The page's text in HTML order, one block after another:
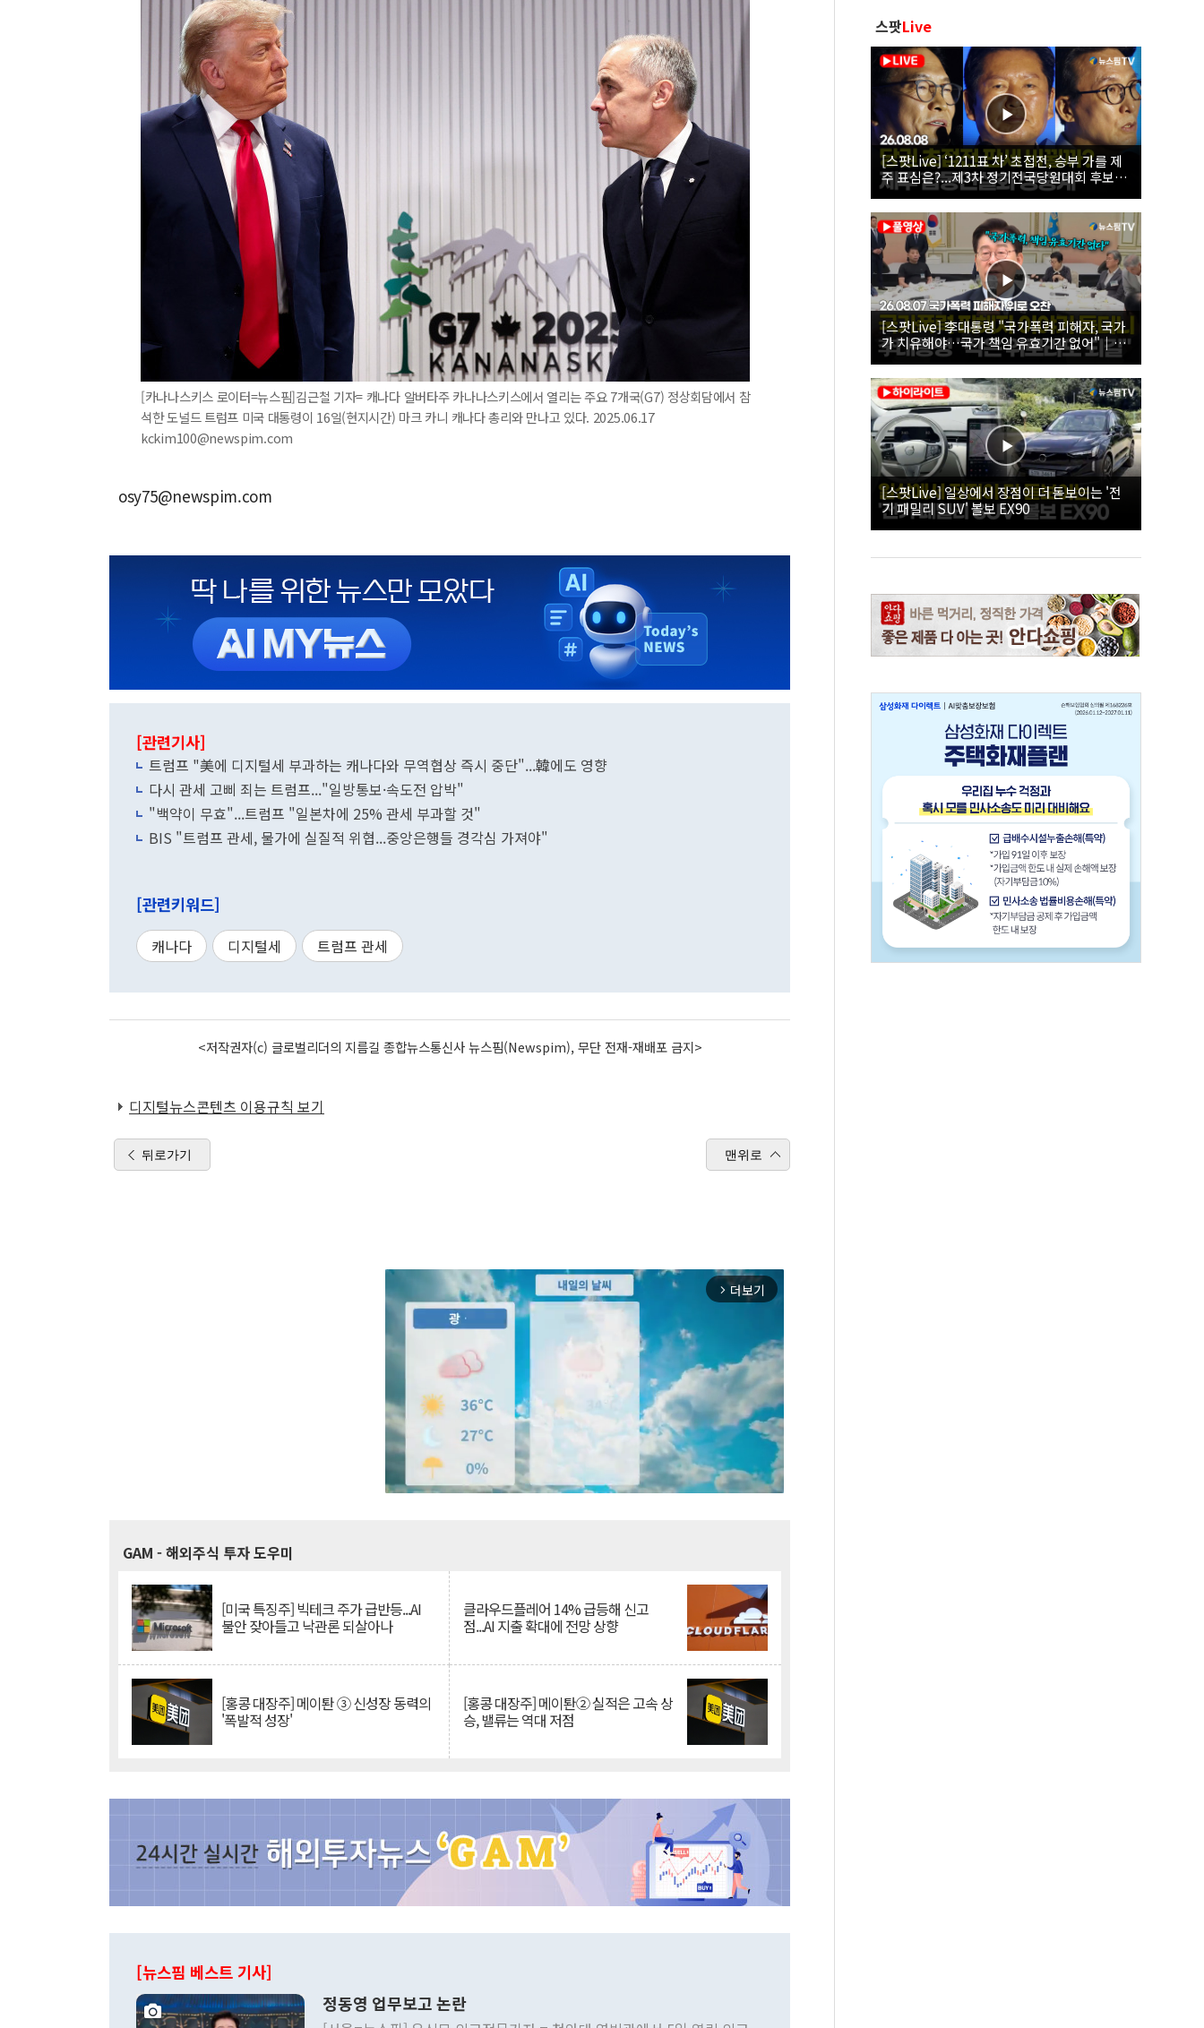
[카나나스키스 로이터=뉴스핌]김근철 기자= 캐나다 알버타주 카나나스키스에서 열리는 주요 7개국(G7) 정상회담에서 참
석한 도널드 트럼프 미국 대통령이 16일(현지시간) 마크 카니 캐나다 총리와 만나고 있다. 2025.06.17
kckim100@newspim.com
osy75@newspim.com
[관련기사]
트럼프 "美에 디지털세 부과하는 캐나다와 무역협상 즉시 중단"...韓에도 영향
다시 관세 고삐 죄는 트럼프..."일방통보·속도전 압박"
"백약이 무효"...트럼프 "일본차에 25% 관세 부과할 것"
BIS "트럼프 관세, 물가에 실질적 위협...중앙은행들 경각심 가져야"
[관련키워드]
캐나다 디지털세 트럼프 관세
<저작권자(c) 글로벌리더의 지름길 종합뉴스통신사 뉴스핌(Newspim), 무단 전재-재배포 금지>
디지털뉴스콘텐츠 이용규칙 보기
뒤로가기 맨위로
arrow_forward_ios 더보기
GAM - 해외주식 투자 도우미
[미국 특징주] 빅테크 주가 급반등...AI
불안 잦아들고 낙관론 되살아나
클라우드플레어 14% 급등해 신고
점...AI 지출 확대에 전망 상향
[홍콩 대장주] 메이퇀 ③ 신성장 동력의
'폭발적 성장'
[홍콩 대장주] 메이퇀② 실적은 고속 상
승, 밸류는 역대 저점
[뉴스핌 베스트 기사]
정동영 업무보고 논란
스팟Live
[스팟Live] ‘1211표 차’ 초접전, 승부 가를 제
주 표심은?...제3차 정기전국당원대회 후보자
제주 합동연설회 생중계 | 26.08.08
[스팟Live] 李대통령 "국가폭력 피해자, 국가
가 치유해야…국가 책임 유효기간 없어"｜
26.08.07 국가폭력 피해자 위로 오찬
[스팟Live] 일상에서 장점이 더 돋보이는 '전
기 패밀리 SUV' 볼보 EX90